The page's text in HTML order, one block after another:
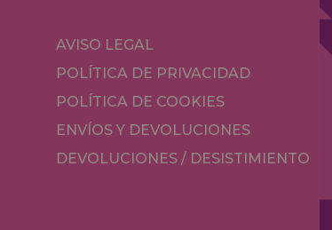
AVISO LEGAL
POLÍTICA DE PRIVACIDAD
POLÍTICA DE COOKIES
ENVÍOS Y DEVOLUCIONES
DEVOLUCIONES / DESISTIMIENTO